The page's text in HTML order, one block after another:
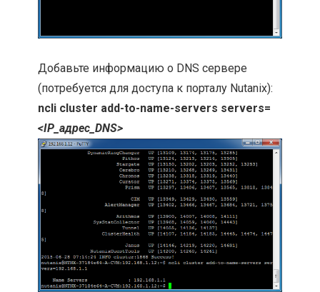
Добавьте информацию о DNS сервере
(потребуется для доступа к порталу Nutanix):
ncli cluster add-to-name-servers servers=
<IP_адрес_DNS>